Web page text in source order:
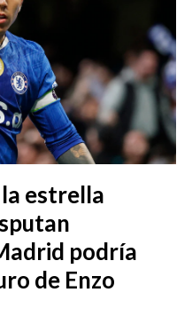
la estrella
podría
de Enzo